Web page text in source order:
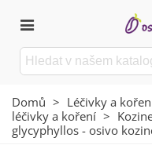
Domů > Léčivky a
léčivky a koření >
glycyphyllos - osivo